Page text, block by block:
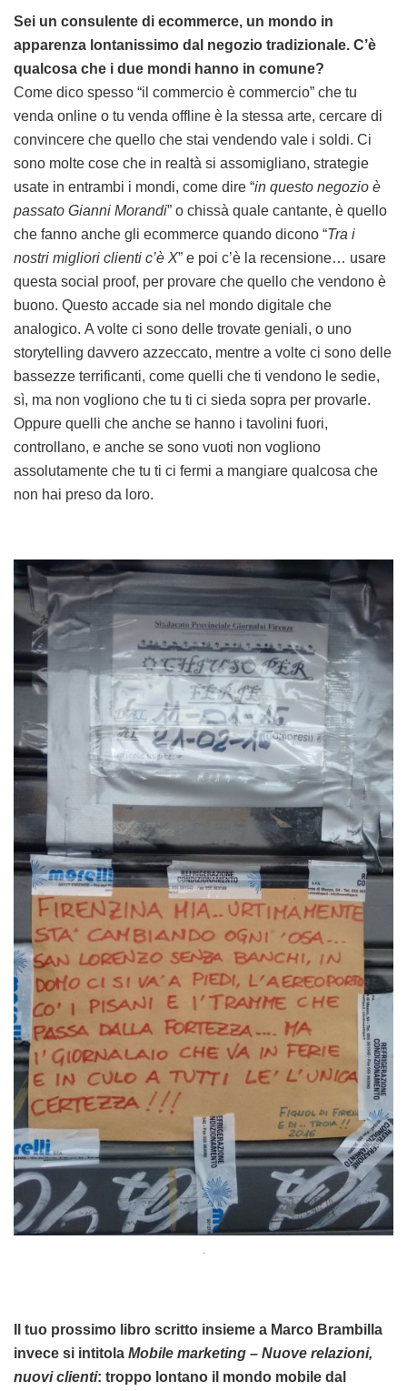
Sei un consulente di ecommerce, un mondo in
apparenza lontanissimo dal negozio tradizionale. C’è
qualcosa che i due mondi hanno in comune?
Come dico spesso “il commercio è commercio” che tu
venda online o tu venda offline è la stessa arte, cercare di
convincere che quello che stai vendendo vale i soldi. Ci
sono molte cose che in realtà si assomigliano, strategie
usate in entrambi i mondi, come dire “in questo negozio è
passato Gianni Morandi” o chissà quale cantante, è quello
che fanno anche gli ecommerce quando dicono “Tra i
nostri migliori clienti c’è X” e poi c’è la recensione… usare
questa social proof, per provare che quello che vendono è
buono. Questo accade sia nel mondo digitale che
analogico. A volte ci sono delle trovate geniali, o uno
storytelling davvero azzeccato, mentre a volte ci sono delle
bassezze terrificanti, come quelli che ti vendono le sedie,
sì, ma non vogliono che tu ti ci sieda sopra per provarle.
Oppure quelli che anche se hanno i tavolini fuori,
controllano, e anche se sono vuoti non vogliono
assolutamente che tu ti ci fermi a mangiare qualcosa che
non hai preso da loro.
.
Il tuo prossimo libro scritto insieme a Marco Brambilla
invece si intitola Mobile marketing – Nuove relazioni,
nuovi clienti: troppo lontano il mondo mobile dal